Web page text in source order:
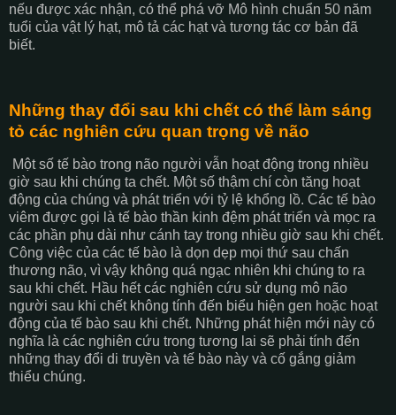
nếu được xác nhận, có thể phá vỡ Mô hình chuẩn 50 năm
tuổi của vật lý hạt, mô tả các hạt và tương tác cơ bản đã
biết.
Những thay đổi sau khi chết có thể làm sáng
tỏ các nghiên cứu quan trọng về não
Một số tế bào trong não người vẫn hoạt động trong nhiều
giờ sau khi chúng ta chết. Một số thậm chí còn tăng hoạt
động của chúng và phát triển với tỷ lệ khổng lồ. Các tế bào
viêm được gọi là tế bào thần kinh đệm phát triển và mọc ra
các phần phụ dài như cánh tay trong nhiều giờ sau khi chết.
Công việc của các tế bào là dọn dẹp mọi thứ sau chấn
thương não, vì vậy không quá ngạc nhiên khi chúng to ra
sau khi chết. Hầu hết các nghiên cứu sử dụng mô não
người sau khi chết không tính đến biểu hiện gen hoặc hoạt
động của tế bào sau khi chết. Những phát hiện mới này có
nghĩa là các nghiên cứu trong tương lai sẽ phải tính đến
những thay đổi di truyền và tế bào này và cố gắng giảm
thiểu chúng.